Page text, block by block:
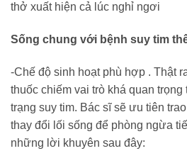
thở xuất hiện cả lúc nghỉ ngơi
Sống chung với bệnh suy tim
-Chế độ sinh hoạt phù hợp . Thật
thuốc chiếm vai trò khá quan
trạng suy tim. Bác sĩ sẽ ưu tiên
thay đổi lối sống để phòng ngừa
những lời khuyên sau đây: